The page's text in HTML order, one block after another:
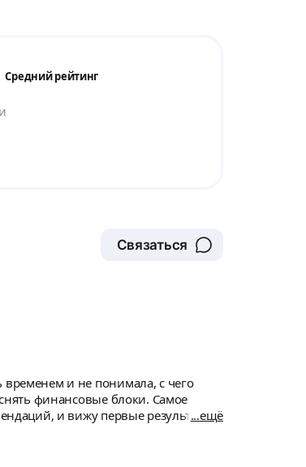
Cредний рейтинг
Связаться
и не понимала, с чего
финансовые блоки. Самое
и вижу первые результатыещё